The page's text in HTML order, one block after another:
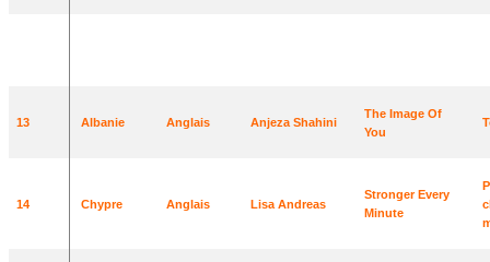
13 Albanie Anglais Anjeza Shahini
TheImage Of
You
14 Chypre Anglais Lisa Andreas
Stronger Every
Minute